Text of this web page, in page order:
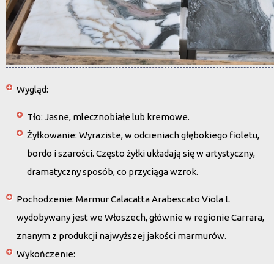
Wygląd:
Tło: Jasne, mlecznobiałe lub kremowe.
Żyłkowanie: Wyraziste, w odcieniach głębokiego fioletu,
bordo i szarości. Często żyłki układają się w artystyczny,
dramatyczny sposób, co przyciąga wzrok.
Pochodzenie: Marmur Calacatta Arabescato Viola L
wydobywany jest we Włoszech, głównie w regionie Carrara,
znanym z produkcji najwyższej jakości marmurów.
Wykończenie: